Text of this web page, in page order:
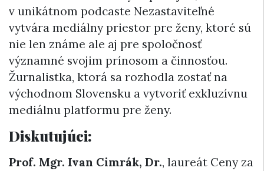
v unikátnom podcaste Nezastaviteľné
vytvára mediálny priestor pre ženy, ktoré sú
nie len známe ale aj pre spoločnosť
významné svojim prínosom a činnosťou.
Žurnalistka, ktorá sa rozhodla zostať na
východnom Slovensku a vytvoriť exkluzívnu
mediálnu platformu pre ženy.
Diskutujúci:
Prof. Mgr. Ivan Cimrák, Dr., laureát Ceny za